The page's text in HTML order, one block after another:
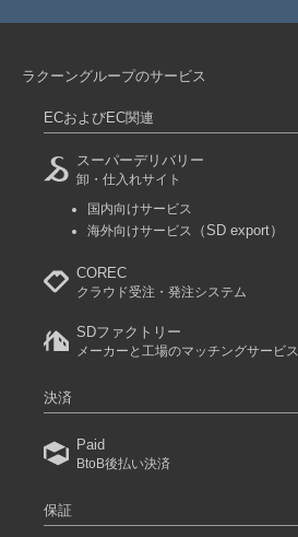
ラクーングループのサービス
ECおよびEC関連
スーパーデリバリー
卸・仕入れサイト
国内向けサービス
海外向けサービス
（SD export）
COREC
クラウド受注・発注システム
SDファクトリー
メーカーと工場のマッチングサービス
決済
Paid
BtoB後払い決済
保証